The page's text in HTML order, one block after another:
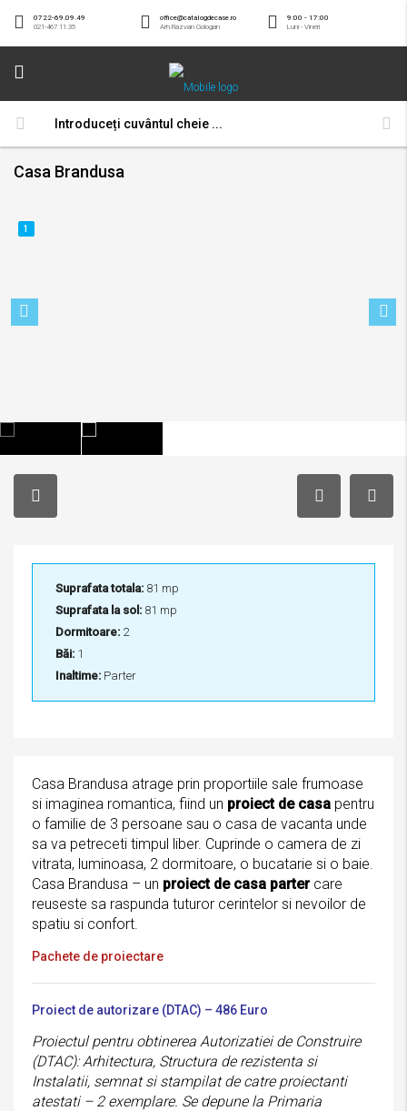
9:00 - 17:00
Luni - Vineri
office@catalogdecase.ro
Arh.Razvan Gologan
0722-69.09.49
021-467.11.35
Casa Brandusa
1
Suprafata totala: 81 mp
Suprafata la sol: 81 mp
Dormitoare: 2
Băi: 1
Inaltime: Parter
Casa Brandusa atrage prin proportiile sale frumoase
si imaginea romantica, fiind un proiect de casa pentru
o familie de 3 persoane sau o casa de vacanta unde
sa va petreceti timpul liber. Cuprinde o camera de zi
vitrata, luminoasa, 2 dormitoare, o bucatarie si o baie.
Casa Brandusa – un proiect de casa partercare
reuseste sa raspunda tuturor cerintelor si nevoilor de
spatiu si confort.
Pachete de proiectare
Proiect de autorizare (DTAC) – 486 Euro
Proiectul pentru obtinerea Autorizatiei de Construire
(DTAC): Arhitectura, Structura de rezistenta si
Instalatii, semnat si stampilat de catre proiectanti
atestati – 2 exemplare. Se depune la Primaria